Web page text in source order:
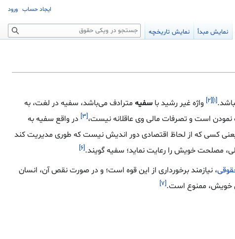
[۱] [۲] واژه غیر رشید با سفیه مترادف می‌باشد، سفیه در لغت، به
است و تصرفات مالی وی عاقلانه نیست،[۳]
در واقع سفیه به
یعنی کسی که از لحاظ اقتصادی دور اندیش نیست که طوری مدیریت کند
مصلحت خویش را رعایت نماید؛ سفیه گویند.[۶]
، نیازمند برخورداری از این قوه است؛ و در صورت نقص آن، انسان
خویش، ممنوع است.[۷]
ایجاد حساب ورود
نمایش مبدأ نمایش تاریخچه جستجو